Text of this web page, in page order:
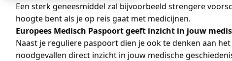
Een sterk geneesmiddel zal bijvoorbeeld strengere
hoogte bent als je op reis gaat met medicijnen.
Europees Medisch Paspoort geeft inzicht in jouw
Naast je reguliere paspoort dien je ook te denken aan
noodgevallen direct inzicht in jouw medische